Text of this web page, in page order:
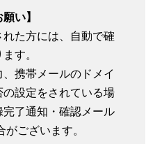
い】
た方には、自動で確
す。
携帯メールのドメイ
設定をされている場
了通知・確認メール
ございます。